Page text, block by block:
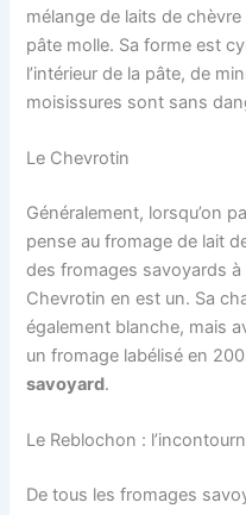
mélange de laits de
pâte molle. Sa forme est
l’intérieur de la pâte, de
moisissures sont sans
Le Chevrotin
Généralement, lorsqu’on
pense au fromage de lait
des fromages savoyards
Chevrotin en est un. Sa
également blanche, mais
un fromage labélisé en
savoyard.
Le Reblochon :
De tous les fromages